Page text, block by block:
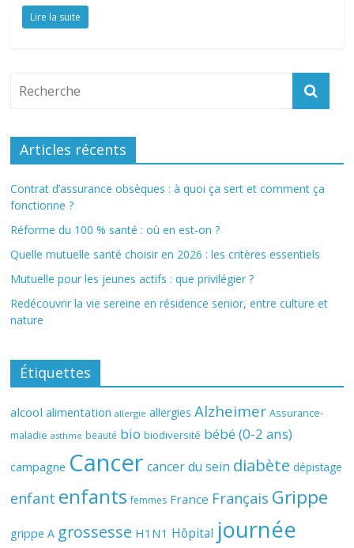
Lire la suite
Articles récents
Contrat d’assurance obsèques : à quoi ça sert et comment ça
fonctionne ?
Réforme du 100 % santé : où en est-on ?
Quelle mutuelle santé choisir en 2026 : les critères essentiels
Mutuelle pour les jeunes actifs : que privilégier ?
Redécouvrir la vie sereine en résidence senior, entre culture et
nature
Étiquettes
alcool alimentation allergie allergies Alzheimer Assurance-
maladie asthme beauté bio biodiversité bébé (0-2 ans)
campagne Cancer cancer du sein diabète dépistage
enfant enfants femmes France Français Grippe
grippe A grossesse H1N1 Hôpital journée